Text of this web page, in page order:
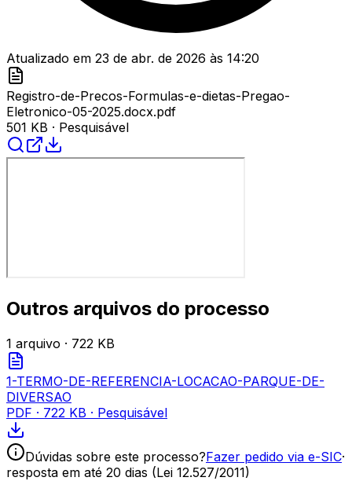
Atualizado em 23 de abr. de 2026 às 14:20
Registro-de-Precos-Formulas-e-dietas-Pregao-
Eletronico-05-2025.docx.pdf
501 KB · Pesquisável
Outros arquivos do processo
1 arquivo · 722 KB
1-TERMO-DE-REFERENCIA-LOCACAO-PARQUE-DE-
DIVERSAO
PDF · 722 KB · Pesquisável
Dúvidas sobre este processo?Fazer pedido via e-SIC·
resposta em até 20 dias (Lei 12.527/2011)